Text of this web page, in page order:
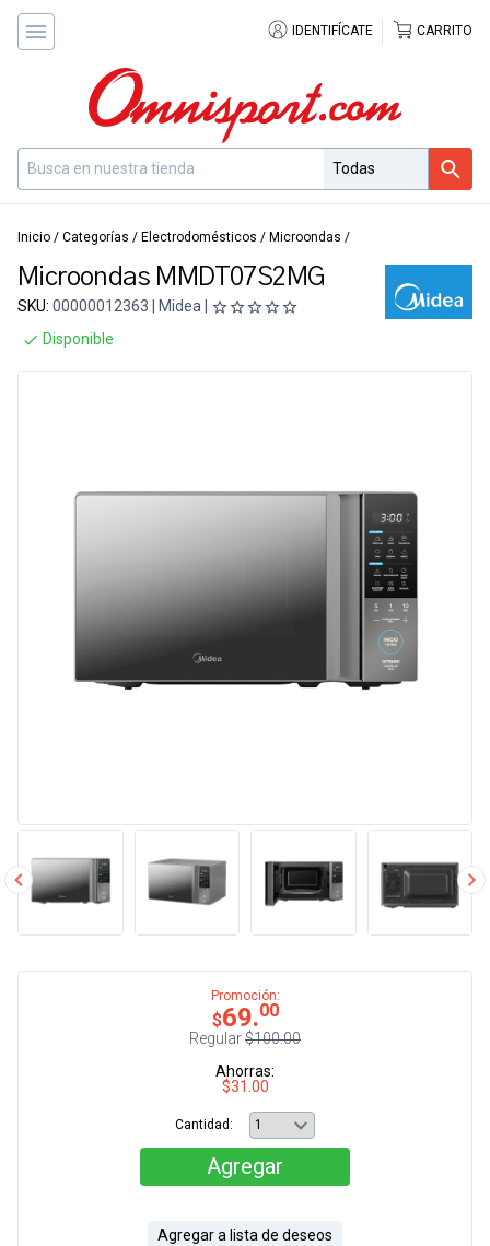
IDENTIFÍCATE CARRITO
Inicio / Categorías / Electrodomésticos / Microondas /
Microondas MMDT07S2MG
SKU: 00000012363 | Midea |
Disponible
Promoción:
$69.00
Regular$100.00
Ahorras:
$31.00
Cantidad:
Agregar
Agregar a lista de deseos